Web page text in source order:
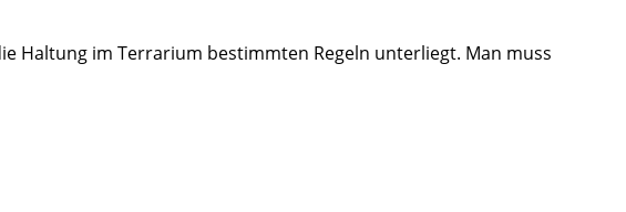
Haltung im Terrarium bestimmten Regeln unterliegt. Man muss